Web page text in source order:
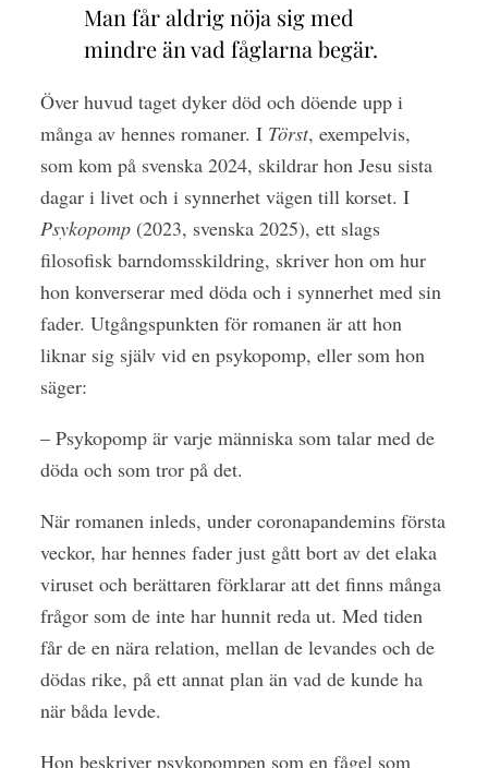
Man får aldrig nöja sig med
mindre än vad fåglarna begär.
Över huvud taget dyker död och döende upp i
många av hennes romaner. I Törst, exempelvis,
som kom på svenska 2024, skildrar hon Jesu sista
dagar i livet och i synnerhet vägen till korset. I
Psykopomp (2023, svenska 2025), ett slags
filosofisk barndomsskildring, skriver hon om hur
hon konverserar med döda och i synnerhet med sin
fader. Utgångspunkten för romanen är att hon
liknar sig själv vid en psykopomp, eller som hon
säger:
– Psykopomp är varje människa som talar med de
döda och som tror på det.
När romanen inleds, under coronapandemins första
veckor, har hennes fader just gått bort av det elaka
viruset och berättaren förklarar att det finns många
frågor som de inte har hunnit reda ut. Med tiden
får de en nära relation, mellan de levandes och de
dödas rike, på ett annat plan än vad de kunde ha
när båda levde.
Hon beskriver psykopompen som en fågel som